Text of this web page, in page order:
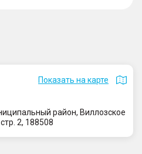
Показать на карте
район, Виллозское
2, 188508